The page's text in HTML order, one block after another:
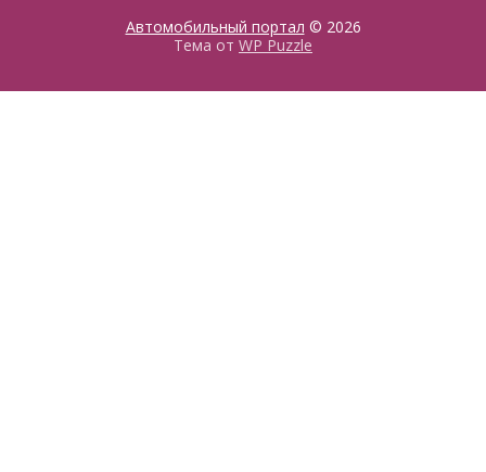
Автомобильный портал © 2026
Тема от WP Puzzle